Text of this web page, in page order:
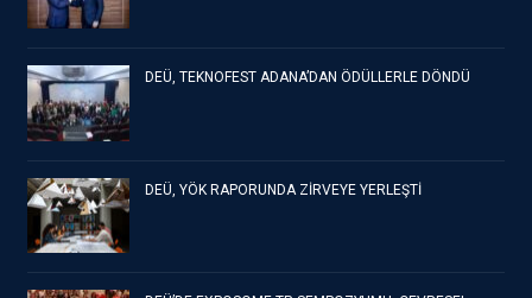
DEÜ, TEKNOFEST ADANA’DAN ÖDÜLLERLE DÖNDÜ
DEÜ, YÖK RAPORUNDA ZİRVEYE YERLEŞTİ